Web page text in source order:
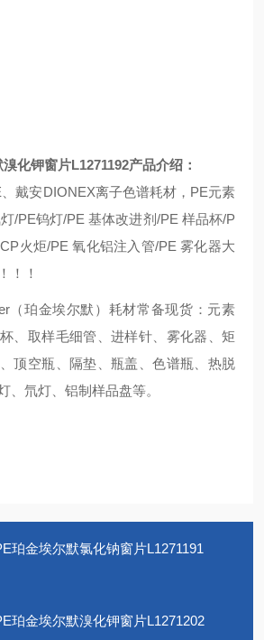
化钾窗片L1271192产品介绍：
戴安DIONEX离子色谱耗材，PE元素
/PE钨灯/PE 基体改进剂/PE 样品杯/P
火炬/PE 氧化铝注入管/PE 雾化器大
！！
（珀金埃尔默）耗材常备现货：元素
、取样毛细管、进样针、雾化器、矩
顶空瓶、隔垫、瓶盖、色谱瓶、热脱
、氘灯、铝制样品盘等。
珀金埃尔默氯化钠窗片L1271191
珀金埃尔默溴化钾窗片L1271202